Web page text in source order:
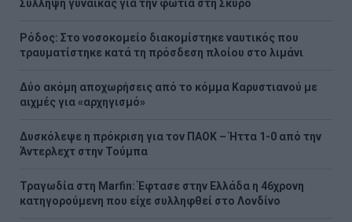
Σύλληψη γυναίκας για την φωτιά στη Σκύρο
Ρόδος: Στο νοσοκομείο διακομίστηκε ναυτικός που
τραυματίστηκε κατά τη πρόσδεση πλοίου στο λιμάνι
Δύο ακόμη αποχωρήσεις από το κόμμα Καρυστιανού με
αιχμές για «αρχηγισμό»
Δυσκόλεψε η πρόκριση για τον ΠΑΟΚ – Ήττα 1-0 από την
Άντερλεχτ στην Τούμπα
Τραγωδία στη Marfin: Έφτασε στην Ελλάδα η 46χρονη
κατηγορούμενη που είχε συλληφθεί στο Λονδίνο